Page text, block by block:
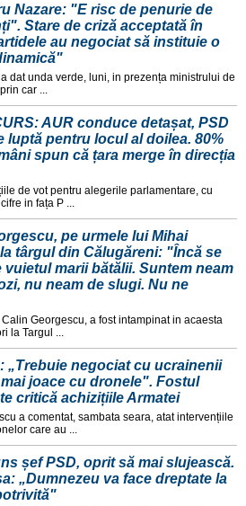
Nazare: "E risc de penurie de
Stare de criză acceptată în
au negociat să instituie o
dat unda verde, luni, in prezența ministrului de
car ...
AUR conduce detașat, PSD
luptă pentru locul al doilea. 80%
spun că țara merge în direcția
de vot pentru alegerile parlamentare, cu
in fața P ...
pe urmele lui Mihai
târgul din Călugăreni: "Încă se
vuietul marii bătălii. Suntem neam
nu neam de slugi. Nu ne
Georgescu, a fost intampinat in acaesta
la Targul ...
„Trebuie negociat cu ucrainenii
joace cu dronele". Fostul
critică achizițiile Armatei
a comentat, sambata seara, atat intervențiile
care au ...
șef PSD, oprit să mai slujească.
„Dumnezeu va face dreptate la